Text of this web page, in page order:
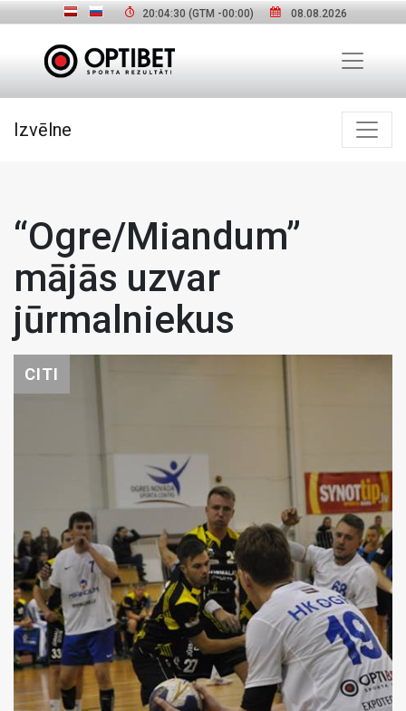
20:04:31(GTM -00:00) 08.08.2026
Izvēlne
“Ogre/Miandum”
mājās uzvar
jūrmalniekus
CITI